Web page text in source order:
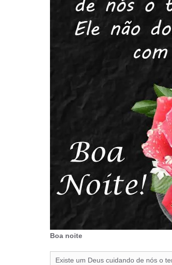
Boa noite
Existe um Deus cuidando de nós o